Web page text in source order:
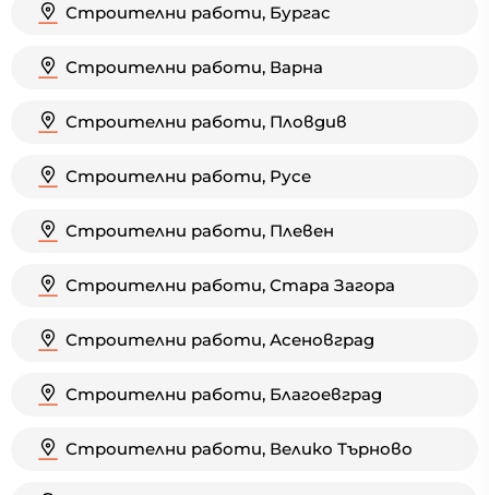
Строителни работи, Бургас
Строителни работи, Варна
Строителни работи, Пловдив
Строителни работи, Русе
Строителни работи, Плевен
Строителни работи, Стара Загора
Строителни работи, Асеновград
Строителни работи, Благоевград
Строителни работи, Велико Търново